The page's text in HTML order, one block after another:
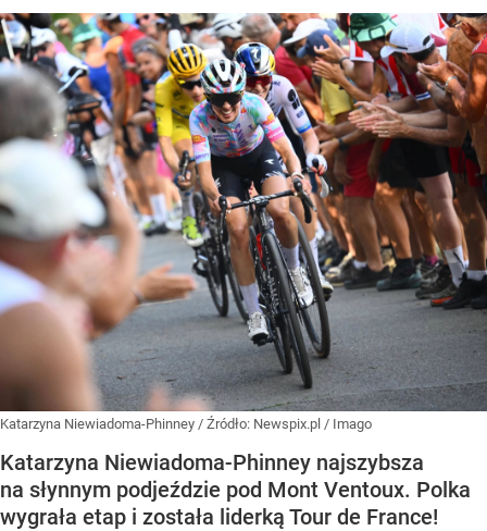
Katarzyna Niewiadoma-Phinney / Źródło: Newspix.pl / Imago
Katarzyna Niewiadoma-Phinney najszybsza
na słynnym podjeździe pod Mont Ventoux. Polka
wygrała etap i została liderką Tour de France!